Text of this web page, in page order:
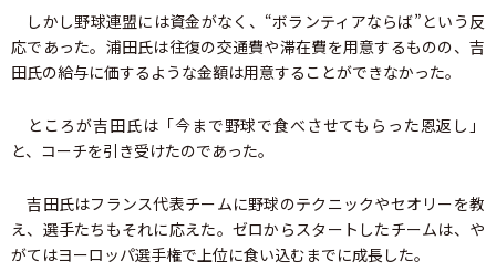
しかし野球連盟には資金がなく、“ボランティアならば”という反
応であった。浦田氏は往復の交通費や滞在費を用意するものの、吉
田氏の給与に価するような金額は用意することができなかった。
ところが吉田氏は「今まで野球で食べさせてもらった恩返し」
と、コーチを引き受けたのであった。
吉田氏はフランス代表チームに野球のテクニックやセオリーを教
え、選手たちもそれに応えた。ゼロからスタートしたチームは、や
がてはヨーロッパ選手権で上位に食い込むまでに成長した。